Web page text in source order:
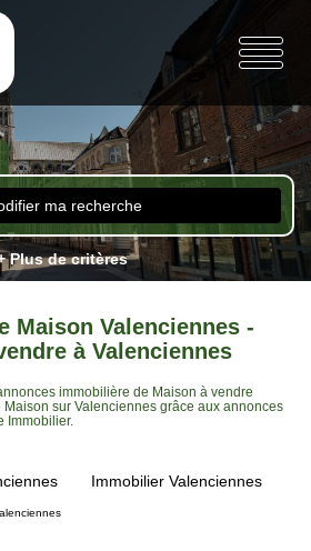
ma recherche
Plus de critères
Maison Valenciennes -
à Valenciennes
immobilière de Maison à vendre
sur Valenciennes grâce aux annonces
Immobilier.
Immobilier Valenciennes